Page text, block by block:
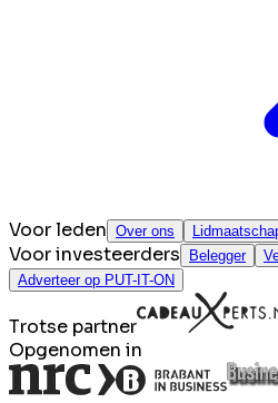
Voor leden Over ons
Voor investeerders Belegger
Adverteer op PUT-IT-ON
Trotse partner
Opgenomen in